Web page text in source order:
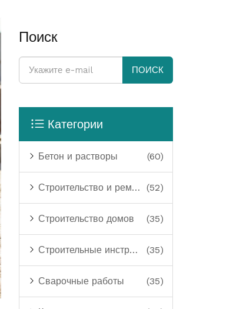
Поиск
ПОИСК
Категории
Бетон и растворы (60)
Строительство и ремонт (52)
Строительство домов (35)
Строительные инструменты (35)
Сварочные работы (35)